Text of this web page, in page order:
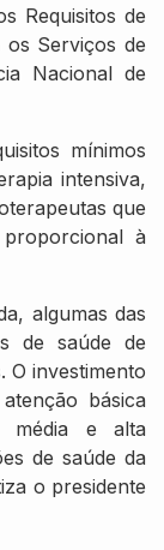
Requisitos de
os Serviços de
Nacional de
mínimos
intensiva,
que
à
algumas das
de saúde de
O investimento
básica
média e alta
de saúde da
o presidente